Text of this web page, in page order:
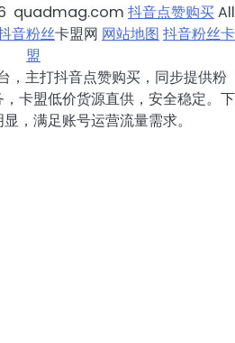
quadmag.com 抖音点赞购买All
音粉丝卡盟网 网站地图 抖音粉丝卡
盟
，主打抖音点赞购买，同步提供粉
卡盟低价货源直供，安全稳定。下
，满足账号运营流量需求。